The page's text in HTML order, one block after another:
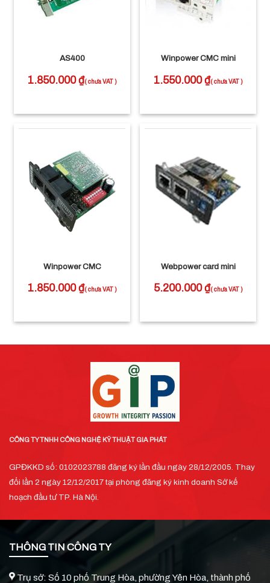
AS400
1.850.000₫
Winpower CMC mini
1.550.000₫
Winpower CMC
1.850.000₫
Webpower card mini
5.200.000₫
CÔNG TY TNHH CÔNG NGHỆ KỸ THUẬT GIA PHÁT
GPĐKKD số: 0102023788 đăng ký lần đầu ngày 28/12/2005. Thay
đổi lần 2 ngày 12/12/2017 tại phòng đăng ký kinh doanh Sở kế
hoạch đầu tư TP. Hà Nội.
THÔNG TIN CÔNG TY
Trụ sở: Số 10 phố Trung Hòa, phường Yên Hòa, thành phố